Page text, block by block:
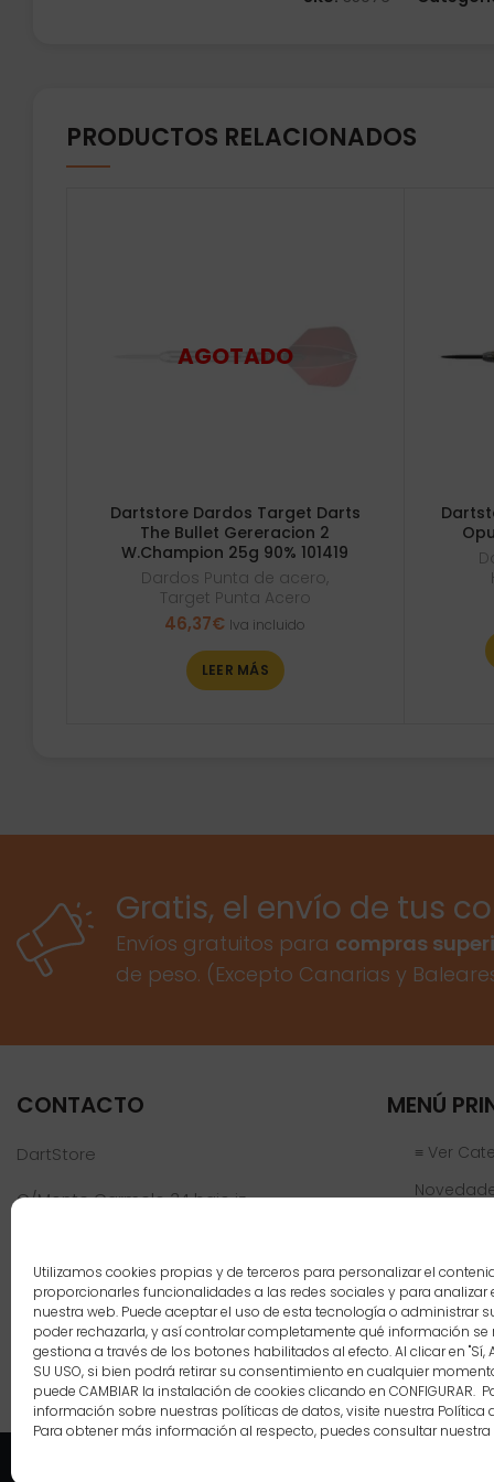
Utilizamos cookies propias y de terceros para personalizar el
proporcionarles funcionalidades a las redes sociales y para analizar
nuestra web. Puede aceptar el uso de esta tecnología o administrar
poder rechazarla, y así controlar completamente qué información se
gestiona a través de los botones habilitados al efecto. Al clicar en "Sí,
SU USO, si bien podrá retirar su consentimiento en cualquier
puede CAMBIAR la instalación de cookies clicando en CONFIGURAR.
información sobre nuestras políticas de datos, visite nuestra Política
Para obtener más información al respecto, puedes consultar nuestra
PRODUCTOS RELACIONADOS
Dartstore Dardos Target Darts
The Bullet Gereracion 2
W.Champion 25g 90% 101419
Dardos Punta de acero,
Target Punta Acero
46,37€ Iva incluido
LEER MÁS
Gratis, el envío de tus
Envíos gratuitos para compras
de peso. (Excepto Canarias y
CONTACTO
DartStore
C/Monte Carmelo 34 bajo iz
Teléfono:961 152 301
info@dartstore.es
MENÚ
≡ Ver
Nosotros
Blog
Contacto